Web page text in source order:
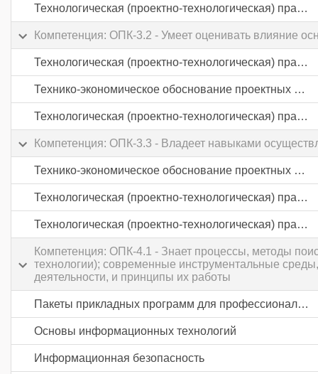
Технологическая (проектно-технологическая) практика
Компетенция: ОПК-3.2 - Умеет оценивать влияние
Технологическая (проектно-технологическая) практика
Технико-экономическое обоснование проектных решений
Технологическая (проектно-технологическая) практика
Компетенция: ОПК-3.3 - Владеет навыками
Технико-экономическое обоснование проектных решений
Технологическая (проектно-технологическая) практика
Технологическая (проектно-технологическая) практика
Компетенция: ОПК-4.1 - Знает процессы, методы
технологии); современные инструментальные
деятельности, и принципы их работы
Пакеты прикладных программ для профессиональной деятельности
Основы информационных технологий
Информационная безопасность